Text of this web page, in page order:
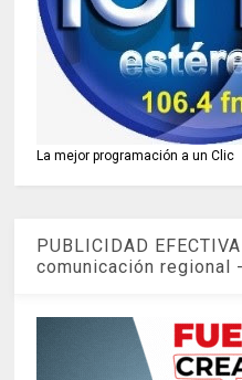
La mejor programación a un Clic
PUBLICIDAD
comunicación regional